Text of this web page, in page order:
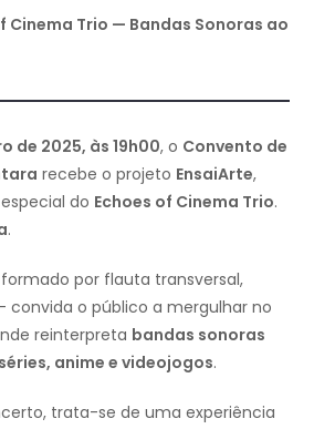
Cinema Trio — Bandas Sonoras ao
de 2025, às 19h00, o Convento de
recebe o projeto EnsaiArte,
do Echoes of Cinema Trio.
.
por flauta transversal,
convida o público a mergulhar no
reinterpreta bandas sonoras
anime e videojogos.
trata-se de uma experiência